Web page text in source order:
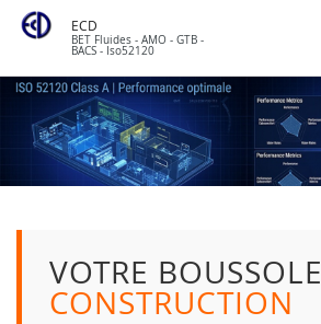
ECD
BET Fluides - AMO - GTB -
BACS - Iso52120
VOTRE BOUSSOLE
CONSTRUCTION